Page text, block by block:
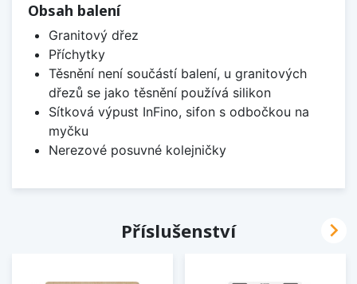
Obsah balení
Granitový dřez
Příchytky
Těsnění není součástí balení, u granitových
dřezů se jako těsnění používá silikon
Sítková výpust InFino, sifon s odbočkou na
myčku
Nerezové posuvné kolejničky
Příslušenství 